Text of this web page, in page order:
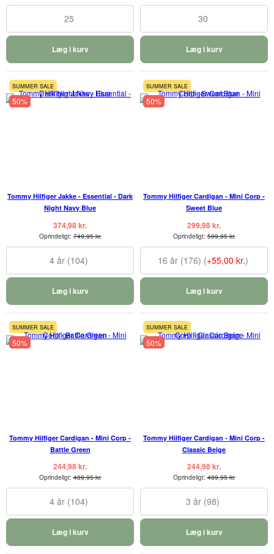
25
Læg i kurv
30
Læg i kurv
SUMMER SALE
50%
Tommy Hilfiger Jakke - Essential - Dark
Night Navy Blue
374,98 kr.
Oprindeligt:749,95 kr.
4 år (104)
Læg i kurv
SUMMER SALE
50%
Tommy Hilfiger Cardigan - Mini Corp -
Sweet Blue
299,98 kr.
Oprindeligt:599,95 kr.
16 år (176) (+55,00 kr.)
Læg i kurv
SUMMER SALE
50%
Tommy Hilfiger Cardigan - Mini Corp -
Battle Green
244,98 kr.
Oprindeligt:489,95 kr.
4 år (104)
Læg i kurv
SUMMER SALE
50%
Tommy Hilfiger Cardigan - Mini Corp -
Classic Beige
244,98 kr.
Oprindeligt:489,95 kr.
3 år (98)
Læg i kurv